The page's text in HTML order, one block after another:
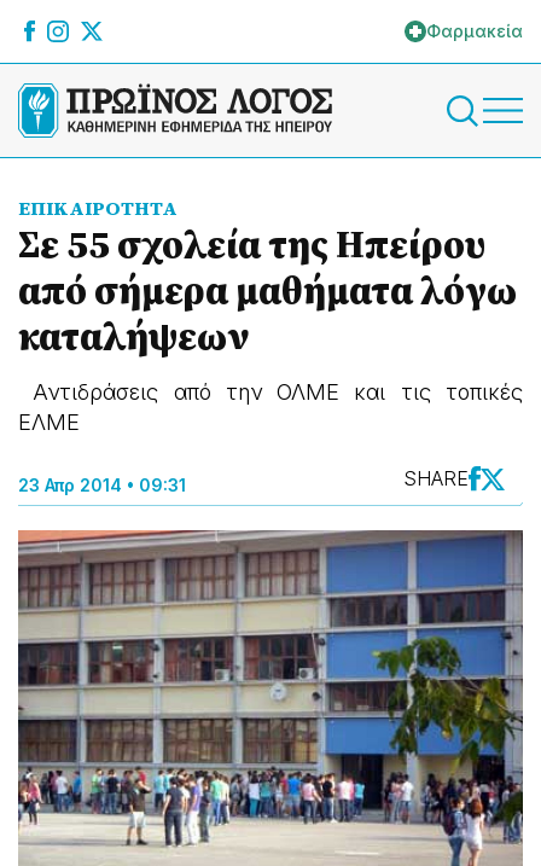
Φαρμακεία
ΕΠΙΚΑΙΡΟΤΗΤΑ
Σε 55 σχολεία της Ηπείρου
από σήμερα μαθήματα λόγω
καταλήψεων
Αντιδράσεις από την ΟΛΜΕ και τις τοπικές
ΕΛΜΕ
23 Απρ 2014 • 09:31 SHARE